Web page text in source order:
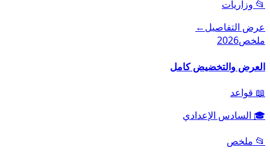
📂 وزاريات
عرض التفاصيل←
ملخص2026
العرض والتخضيض كامل
📖 قواعد
🎓 السادس الإعدادي
📂 ملخص